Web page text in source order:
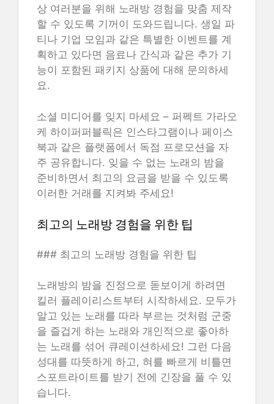
상 여러분을 위해 노래방 경험을 맞춤 제작
할 수 있도록 기꺼이 도와드립니다. 생일 파
티나 기업 모임과 같은 특별한 이벤트를 계
획하고 있다면 음료나 간식과 같은 추가 기
능이 포함된 패키지 상품에 대해 문의하세
요.
소셜 미디어를 잊지 마세요 – 퍼펙트 가라오
케 하이퍼퍼블릭은 인스타그램이나 페이스
북과 같은 플랫폼에서 독점 프로모션을 자
주 공유합니다. 잊을 수 없는 노래의 밤을
준비하면서 최고의 요금을 받을 수 있도록
이러한 거래를 지켜봐 주세요!
최고의 노래방 경험을 위한 팁
### 최고의 노래방 경험을 위한 팁
노래방의 밤을 진정으로 돋보이게 하려면
킬러 플레이리스트부터 시작하세요. 모두가
알고 있는 노래를 따라 부르는 것처럼 군중
을 즐겁게 하는 노래와 개인적으로 좋아하
는 노래를 섞어 큐레이션하세요! 그런 다음
성대를 따뜻하게 하고, 혀를 빠르게 비틀면
스포트라이트를 받기 전에 긴장을 풀 수 있
습니다.